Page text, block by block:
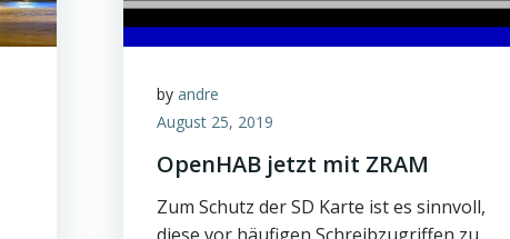
by andre
August 25, 2019
OpenHAB jetzt mit ZRAM
Zum Schutz der SD Karte ist es sinnvoll,